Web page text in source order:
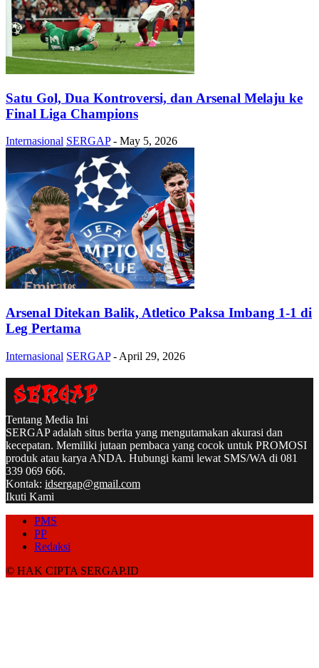
Satu Gol, Dua Kontroversi, dan Arsenal Melaju ke
Final Liga Champions
Internasional SERGAP - May 5, 2026
Arsenal Ditekan Balik, Atletico Paksa Imbang 1-1 di
Leg Pertama
Internasional SERGAP - April 29, 2026
Tentang Media Ini
SERGAP adalah situs berita yang mengutamakan akurasi dan
kecepatan. Memiliki jutaan pembaca yang cocok untuk PROMOSI
produk atau karya ANDA. Hubungi kami lewat SMS/WA di 081
339 069 666.
Kontak: idsergap@gmail.com
Ikuti Kami
PMS
PP
Redaksi
© HAK CIPTA SERGAP.ID